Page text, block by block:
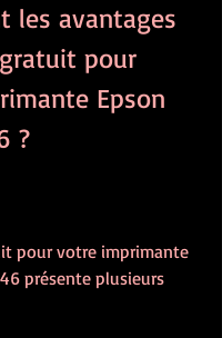
les avantages
pour
Epson
?
pour votre imprimante
présente plusieurs